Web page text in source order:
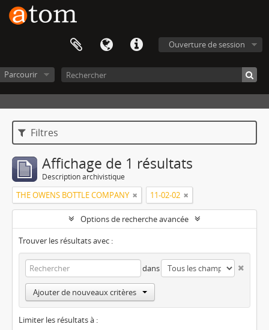
Ouverture de session
Parcourir
Filtres
Affichage de 1 résultats
Description archivistique
THE OWENS BOTTLE COMPANY 11-02-02
Options de recherche avancée
Trouver les résultats avec :
dans
Ajouter de nouveaux critères
Limiter les résultats à :